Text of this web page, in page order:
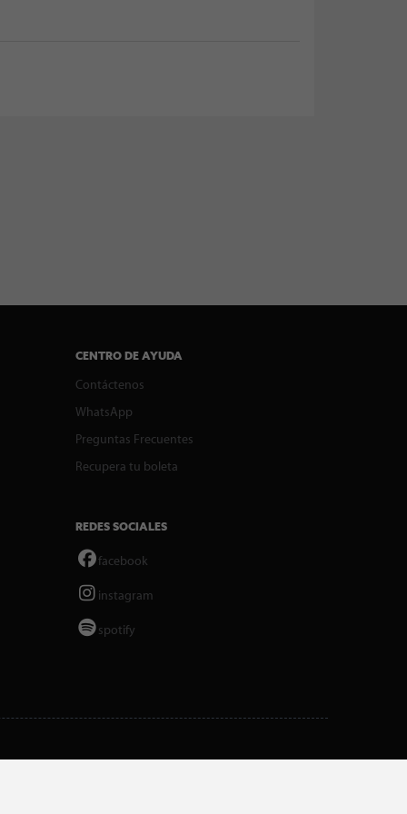
CENTRO DE AYUDA
Contáctenos
WhatsApp
Preguntas Frecuentes
Recupera tu boleta
REDES SOCIALES
facebook
instagram
spotify